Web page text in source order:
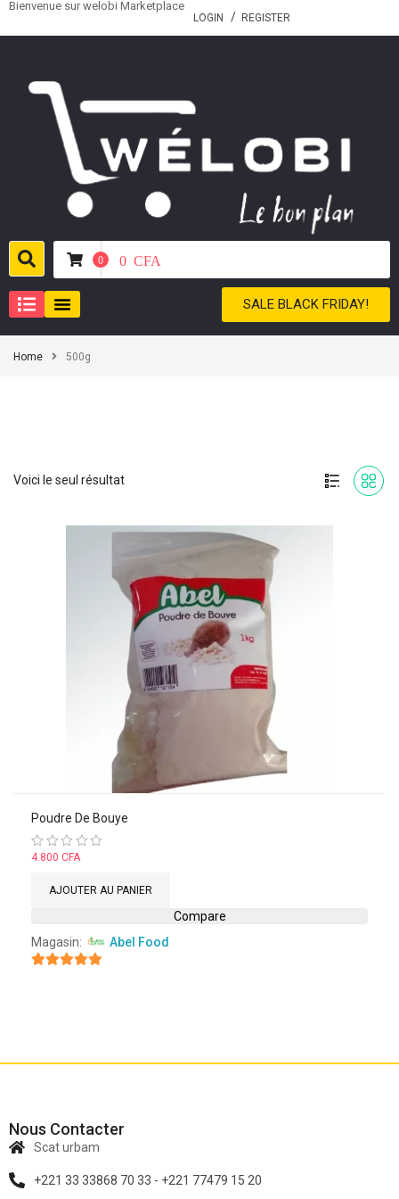
Bienvenue sur welobi Marketplace
LOGIN REGISTER
0 0 CFA
SALE BLACK FRIDAY!
Home 500g
Voici le seul résultat
Poudre De Bouye
Note
4.800 CFA
AJOUTER AU PANIER
Compare
Magasin:
Abel Food
Nous Contacter
Scat urbam
+221 33 33868 70 33 - +221 77479 15 20